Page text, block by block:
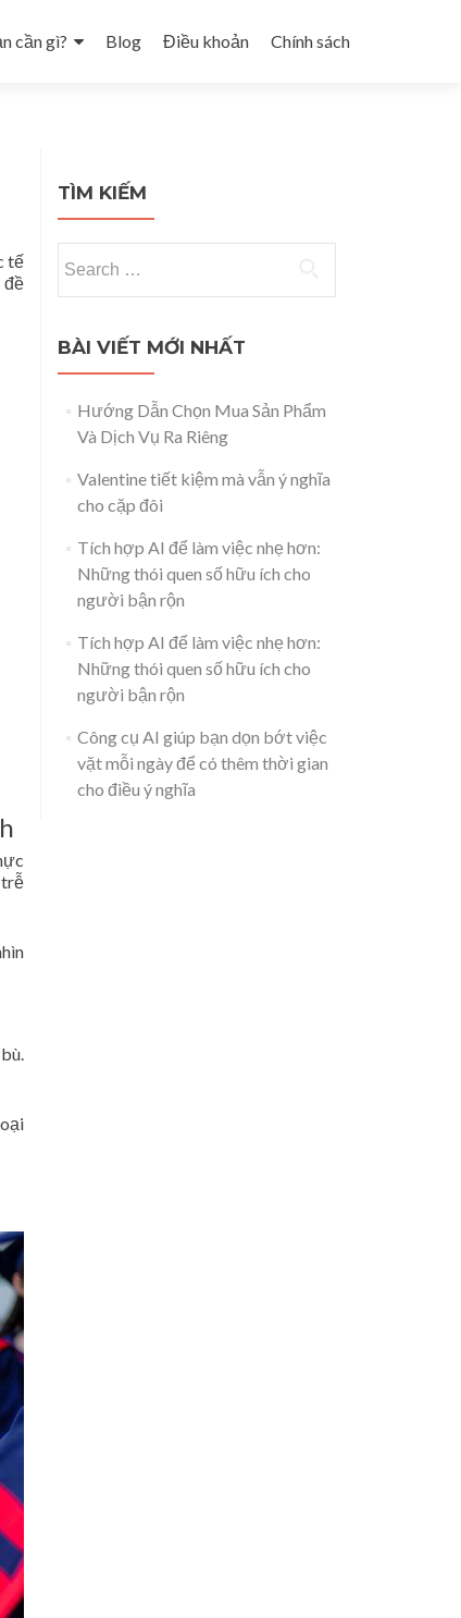
cần gì? Blog Điều khoản Chính sách
tế
đề
trễ
TÌM KIẾM
BÀI VIẾT MỚI NHẤT
Hướng Dẫn Chọn Mua Sản Phẩm
Và Dịch Vụ Ra Riêng
Valentine tiết kiệm mà vẫn ý nghĩa
cho cặp đôi
Tích hợp AI để làm việc nhẹ hơn:
Những thói quen số hữu ích cho
người bận rộn
Tích hợp AI để làm việc nhẹ hơn:
Những thói quen số hữu ích cho
người bận rộn
Công cụ AI giúp bạn dọn bớt việc
vặt mỗi ngày để có thêm thời gian
cho điều ý nghĩa